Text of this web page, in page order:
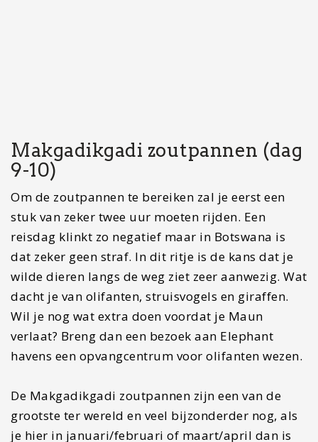
dacht je van olifanten, struisvogels en giraffen.
Wil je nog wat extra doen voordat je Maun
verlaat? Breng dan een bezoek aan Elephant
havens een opvangcentrum voor olifanten wezen.
De Makgadikgadi zoutpannen zijn een van de
grootste ter wereld en veel bijzonderder nog, als
je hier in januari/februari of maart/april dan is
de kans de je de Zebra migratie meemaakt zeer
groot. Daarnaast is dit je kans om duizenden
boabab bomen te zien. Ben je met een 4×4 op
pad dan is dit ook een prachtige plek om te
slapen onder de sterrenhemel.
Overnachtigstip: liever iets meer luxe dan